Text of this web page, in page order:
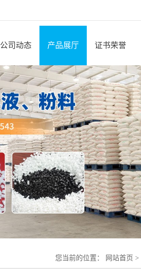
公司动态 产品展厅 证书荣誉
您当前的位置： 网站首页 >